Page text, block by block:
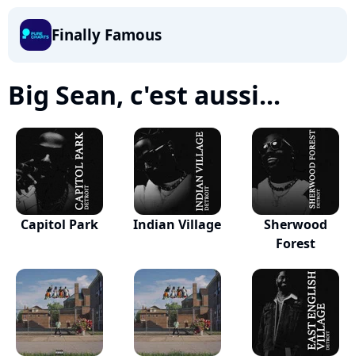
Finally Famous
Big Sean, c'est aussi...
Capitol Park Indian Village
Sherwood
Forest